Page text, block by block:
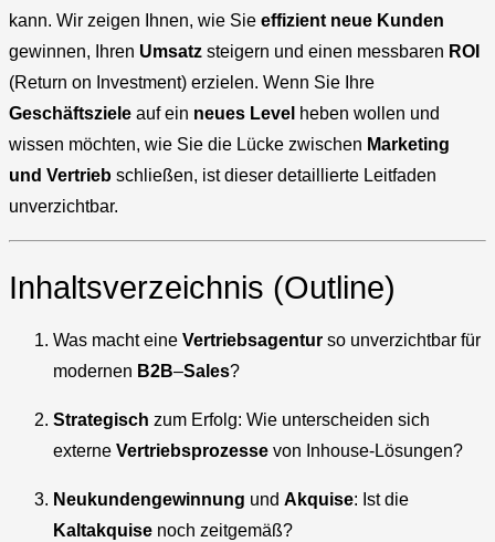
kann. Wir zeigen Ihnen, wie Sie effizient neue Kunden
gewinnen, Ihren Umsatz steigern und einen messbaren ROI
(Return on Investment) erzielen. Wenn Sie Ihre
Geschäftsziele auf ein neues Level heben wollen und
wissen möchten, wie Sie die Lücke zwischen Marketing
und Vertrieb schließen, ist dieser detaillierte Leitfaden
unverzichtbar.
Inhaltsverzeichnis (Outline)
Was macht eine Vertriebsagentur so unverzichtbar für
modernen B2B–Sales?
Strategisch zum Erfolg: Wie unterscheiden sich
externe Vertriebsprozesse von Inhouse-Lösungen?
Neukundengewinnung und Akquise: Ist die
Kaltakquise noch zeitgemäß?